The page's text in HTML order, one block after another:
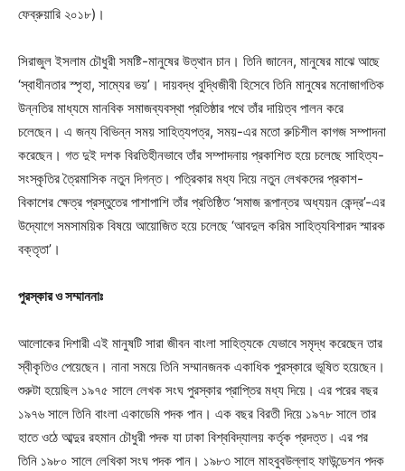
ফেব্রুয়ারি ২০১৮)।
সিরাজুল ইসলাম চৌধুরী সমষ্টি-মানুষের উত্থান চান। তিনি জানেন, মানুষের মাঝে আছে
‘স্বাধীনতার স্পৃহা, সাম্যের ভয়’। দায়বদ্ধ বুদ্ধিজীবী হিসেবে তিনি মানুষের মনোজাগতিক
উন্নতির মাধ্যমে মানবিক সমাজব্যবস্থা প্রতিষ্ঠার পথে তাঁর দায়িত্ব পালন করে
চলেছেন। এ জন্য বিভিন্ন সময় সাহিত্যপত্র, সময়-এর মতো রুচিশীল কাগজ সম্পাদনা
করেছেন। গত দুই দশক বিরতিহীনভাবে তাঁর সম্পাদনায় প্রকাশিত হয়ে চলেছে সাহিত্য-
সংস্কৃতির ত্রৈমাসিক নতুন দিগন্ত। পত্রিকার মধ্য দিয়ে নতুন লেখকদের প্রকাশ-
বিকাশের ক্ষেত্র প্রস্তুতের পাশাপাশি তাঁর প্রতিষ্ঠিত ‘সমাজ রূপান্তর অধ্যয়ন কেন্দ্র’-এর
উদ্যোগে সমসাময়িক বিষয়ে আয়োজিত হয়ে চলেছে ‘আবদুল করিম সাহিত্যবিশারদ স্মারক
বক্তৃতা’।
পুরস্কার ও সম্মাননাঃ
আলোকের দিশারী এই মানুষটি সারা জীবন বাংলা সাহিত্যকে যেভাবে সমৃদ্ধ করেছেন তার
স্বীকৃতিও পেয়েছেন। নানা সময়ে তিনি সম্মানজনক একাধিক পুরস্কারে ভূষিত হয়েছেন।
শুরুটা হয়েছিল ১৯৭৫ সালে লেখক সংঘ পুরস্কার প্রাপ্তির মধ্য দিয়ে। এর পরের বছর
১৯৭৬ সালে তিনি বাংলা একাডেমি পদক পান। এক বছর বিরতী দিয়ে ১৯৭৮ সালে তার
হাতে ওঠে আব্দুর রহমান চৌধুরী পদক যা ঢাকা বিশ্ববিদ্যালয় কর্তৃক প্রদত্ত। এর পর
তিনি ১৯৮০ সালে লেখিকা সংঘ পদক পান। ১৯৮৩ সালে মাহবুবউল্লাহ ফাউন্ডেশন পদক